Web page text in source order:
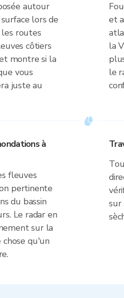
autour
lors de
routes
côtiers
montre si la
vous
juste au
et
la
le
à
fleuves
pertinente
du bassin
Le radar en
sur la
qu'un
sur